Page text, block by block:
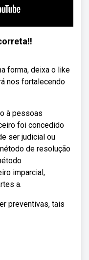
forma, deixa o like
nos fortalecendo
à pessoas
foi concedido
ser judicial ou
de resolução
imparcial,
a.
preventivas, tais